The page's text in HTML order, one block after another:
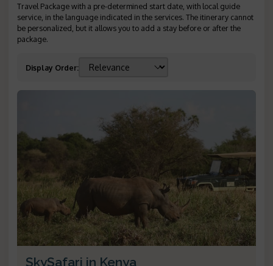
Travel Package with a pre-determined start date, with local guide
service, in the language indicated in the services. The itinerary cannot
be personalized, but it allows you to add a stay before or after the
package.
Display Order:
SkySafari in Kenya